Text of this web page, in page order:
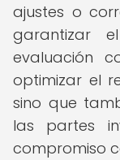
ajustes o
garantizar
evaluación
optimizar el
sino que
las partes
compromiso